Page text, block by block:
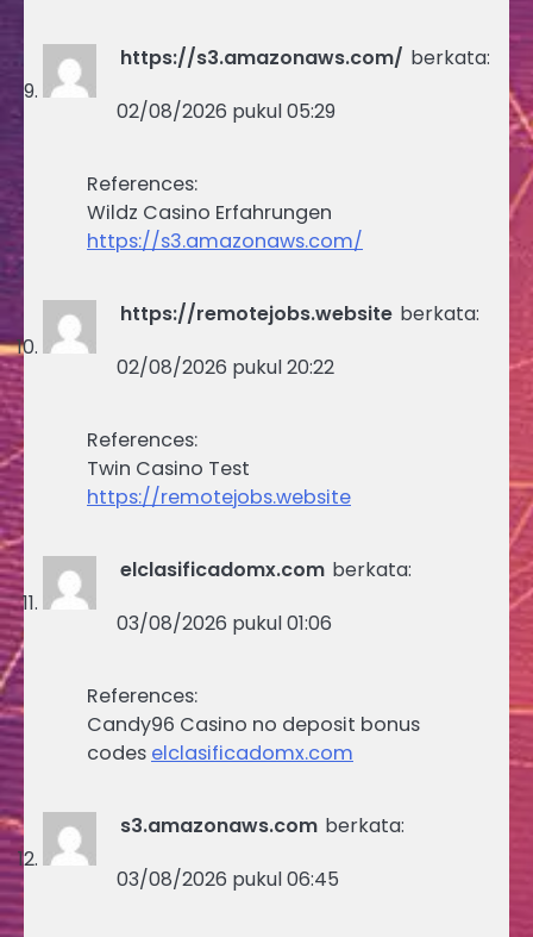
https://s3.amazonaws.com/ berkata:
02/08/2026 pukul 05:29
References:
Wildz Casino Erfahrungen
https://s3.amazonaws.com/
https://remotejobs.website berkata:
02/08/2026 pukul 20:22
References:
Twin Casino Test
https://remotejobs.website
elclasificadomx.com berkata:
03/08/2026 pukul 01:06
References:
Candy96 Casino no deposit bonus
codes elclasificadomx.com
s3.amazonaws.com berkata:
03/08/2026 pukul 06:45